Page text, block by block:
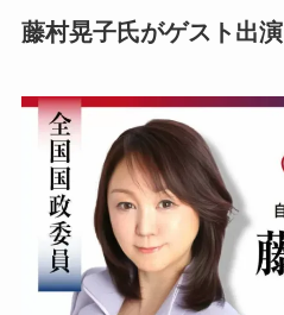
藤村晃子氏がゲスト出演